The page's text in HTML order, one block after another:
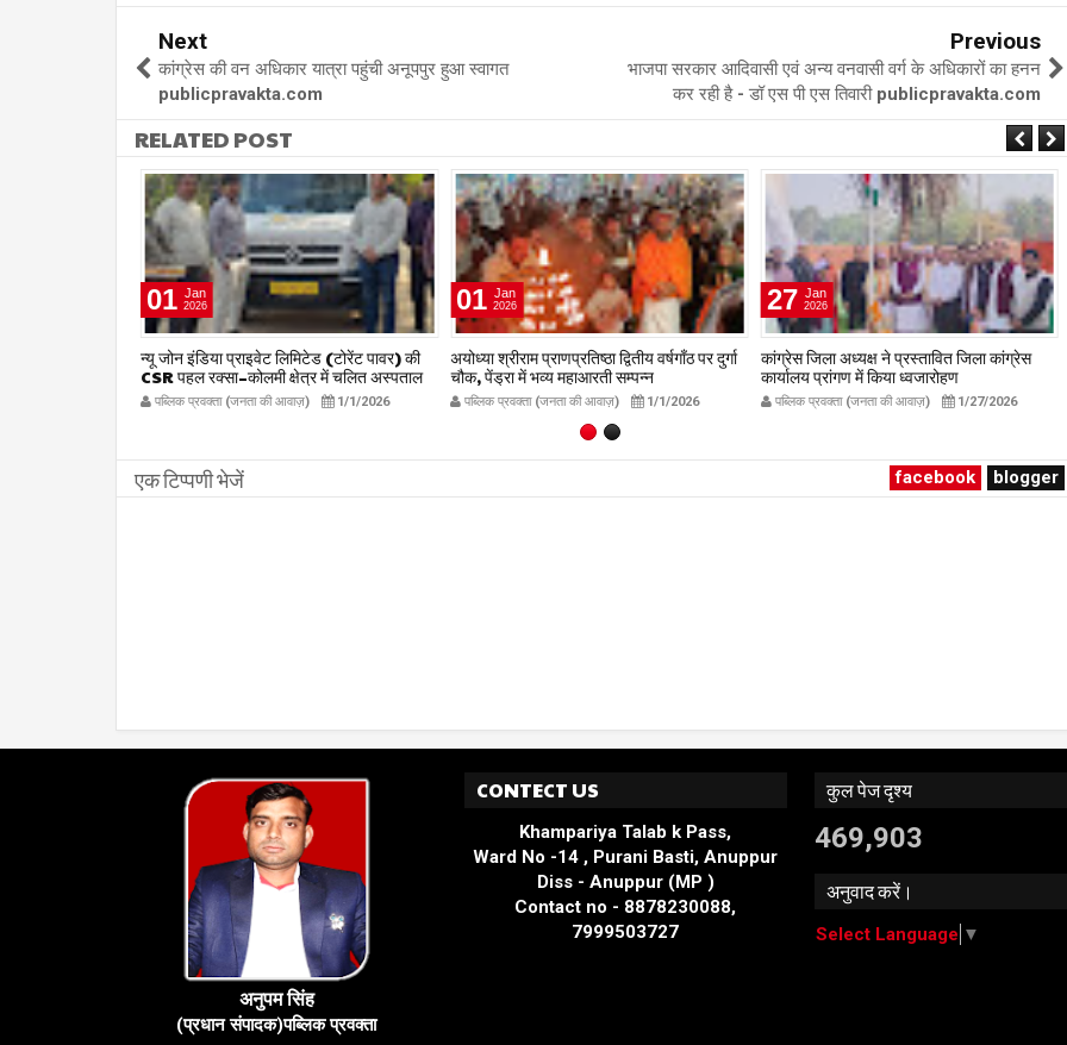
Next
कांग्रेस की वन अधिकार यात्रा पहुंची अनूपपुर हुआ स्वागत
publicpravakta.com
Previous
भाजपा सरकार आदिवासी एवं अन्य वनवासी वर्ग के अधिकारों का हनन
कर रही है - डॉ एस पी एस तिवारी publicpravakta.com
RELATED POST
01 Jan
2026
न्यू जोन इंडिया प्राइवेट लिमिटेड (टोरेंट पावर) की
CSR पहल रक्सा–कोलमी क्षेत्र में चलित अस्पताल
एम्बुलेंस सेवा का शुभारंभ
publicpravakta.com
पब्लिक प्रवक्ता (जनता की आवाज़) 1/1/2026
01 Jan
2026
अयोध्या श्रीराम प्राणप्रतिष्ठा द्वितीय वर्षगाँठ पर दुर्गा
चौक, पेंड्रा में भव्य महाआरती सम्पन्न
publicpravakta.com
पब्लिक प्रवक्ता (जनता की आवाज़) 1/1/2026
27 Jan
2026
कांग्रेस जिला अध्यक्ष ने प्रस्तावित जिला कांग्रेस
कार्यालय प्रांगण में किया ध्वजारोहण
publicpravakta.com
पब्लिक प्रवक्ता (जनता की आवाज़) 1/27/2026
एक टिप्पणी भेजें facebook blogger
अनुपम सिंह
(प्रधान संपादक)पब्लिक प्रवक्ता
CONTECT US
Khampariya Talab k Pass,
Ward No -14 , Purani Basti, Anuppur
Diss - Anuppur (MP )
Contact no - 8878230088,
7999503727
कुल पेज दृश्य
469,903
अनुवाद करें।
Select Language ▼